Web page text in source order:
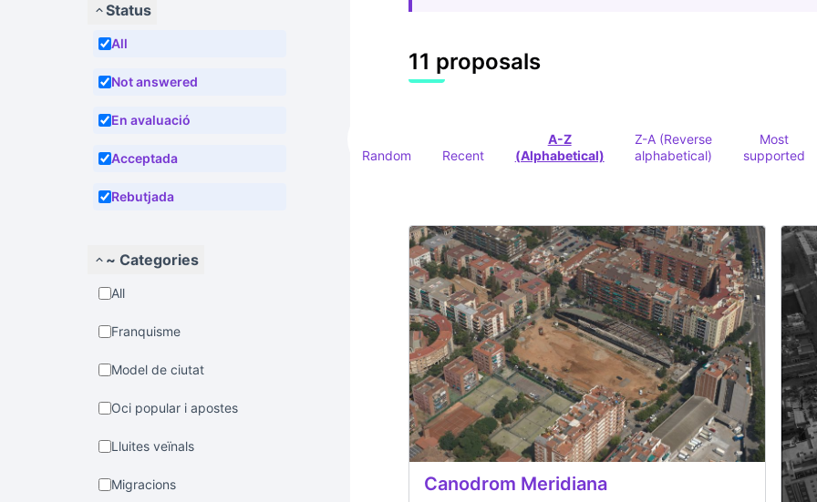
Status
All
Not answered
En avaluació
Acceptada
Rebutjada
~ Categories
All
Franquisme
Model de ciutat
Oci popular i apostes
Lluites veïnals
Migracions
11 proposals
Random Recent
A-Z
(Alphabetical)
Z-A (Reverse
alphabetical)
Most
supported
Canodrom Meridiana